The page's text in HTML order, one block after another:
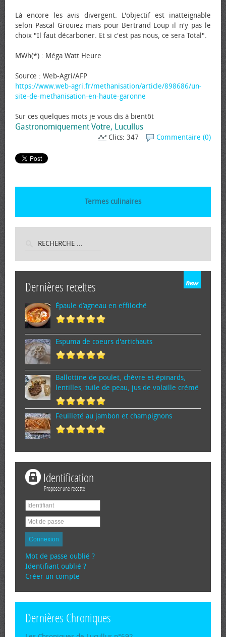
Là encore les avis divergent. L'objectif est inatteignable
selon Pascal Grouiez mais pour Bertrand Loup il n'y pas le
choix "Il faut décarboner. Et si c'est pas nous, ce sera Total".
MWh(*) : Méga Watt Heure
Source : Web-Agri/AFP
https://www.web-agri.fr/methanisation/article/898686/un-
site-de-methanisation-en-haute-garonne
Sur ces quelques mots je vous dis à bientôt
Gastronomiquement Votre, Lucullus
Commentaire (0)
Clics: 347
Termes culinaires
Dernières recettes
Épaule d’agneau en effiloché
Espuma de cœurs d'artichauts
Ballottine de poulet, chèvre et épinards,
lentilles, tuile de peau, jus de volaille crémé
Feuilleté au jambon et champignons
Identification
Proposer une recette
Connexion
Mot de passe oublié ?
Identifiant oublié ?
Créer un compte
Dernières Chroniques